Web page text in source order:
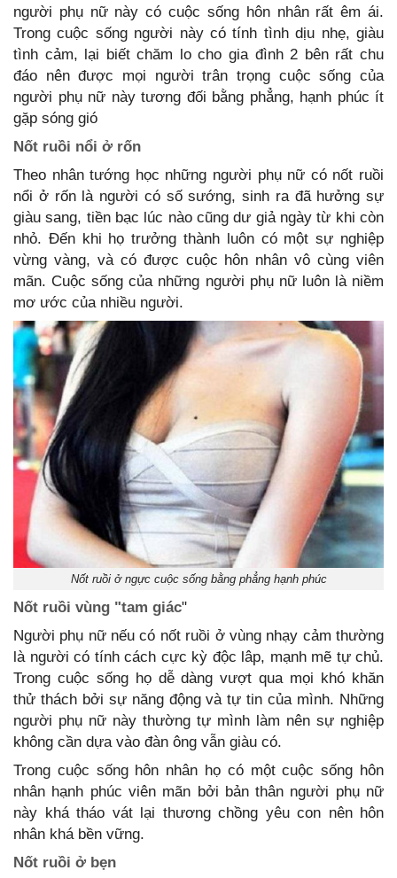
người phụ nữ này có cuộc sống hôn nhân rất êm ái.
Trong cuộc sống người này có tính tình dịu nhẹ, giàu
tình cảm, lại biết chăm lo cho gia đình 2 bên rất chu
đáo nên được mọi người trân trọng cuộc sống của
người phụ nữ này tương đối bằng phẳng, hạnh phúc ít
gặp sóng gió
Nốt ruồi nổi ở rốn
Theo nhân tướng học những người phụ nữ có nốt ruồi
nổi ở rốn là người có số sướng, sinh ra đã hưởng sự
giàu sang, tiền bạc lúc nào cũng dư giả ngày từ khi còn
nhỏ. Đến khi họ trưởng thành luôn có một sự nghiệp
vừng vàng, và có được cuộc hôn nhân vô cùng viên
mãn. Cuộc sống của những người phụ nữ luôn là niềm
mơ ước của nhiều người.
Nốt ruồi ở ngực cuộc sống bằng phẳng hạnh phúc
Nốt ruồi vùng "tam giác"
Người phụ nữ nếu có nốt ruồi ở vùng nhạy cảm thường
là người có tính cách cực kỳ độc lâp, mạnh mẽ tự chủ.
Trong cuộc sống họ dễ dàng vượt qua mọi khó khăn
thử thách bởi sự năng động và tự tin của mình. Những
người phụ nữ này thường tự mình làm nên sự nghiệp
không cần dựa vào đàn ông vẫn giàu có.
Trong cuộc sống hôn nhân họ có một cuộc sống hôn
nhân hạnh phúc viên mãn bởi bản thân người phụ nữ
này khá tháo vát lại thương chồng yêu con nên hôn
nhân khá bền vững.
Nốt ruồi ở bẹn